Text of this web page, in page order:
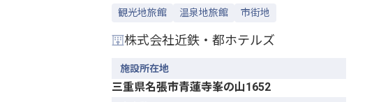
観光地旅館 温泉地旅館 市街地
株式会社近鉄・都ホテルズ
施設所在地
三重県名張市青蓮寺峯の山1652